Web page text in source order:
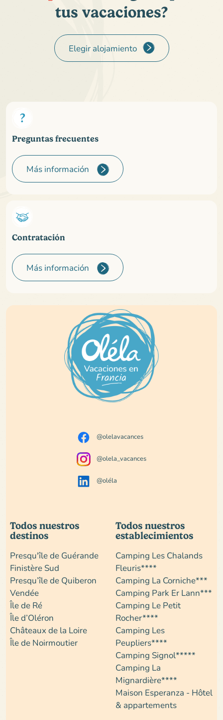
tus vacaciones?
Elegir alojamiento
Preguntas frecuentes
Más información
Contratación
Más información
@olelavacances
@olela_vacances
@oléla
Todos nuestros
destinos
Presqu'île de Guérande
Finistère Sud
Presqu’île de Quiberon
Vendée
Île de Ré
Île d’Oléron
Châteaux de la Loire
Île de Noirmoutier
Todos nuestros
establecimientos
Camping Les Chalands
Fleuris****
Camping La Corniche***
Camping Park Er Lann***
Camping Le Petit
Rocher****
Camping Les
Peupliers****
Camping Signol*****
Camping La
Mignardière****
Maison Esperanza - Hôtel
& appartements